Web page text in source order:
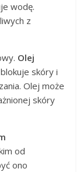
wodę.
z
Olej
skóry i
Olej może
skóry
od
ono